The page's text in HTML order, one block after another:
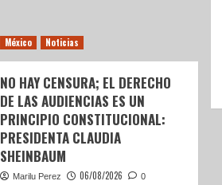
México Noticias
NO HAY CENSURA; EL DERECHO
DE LAS AUDIENCIAS ES UN
PRINCIPIO CONSTITUCIONAL:
PRESIDENTA CLAUDIA
SHEINBAUM
Marilu Perez 06/08/2026 0